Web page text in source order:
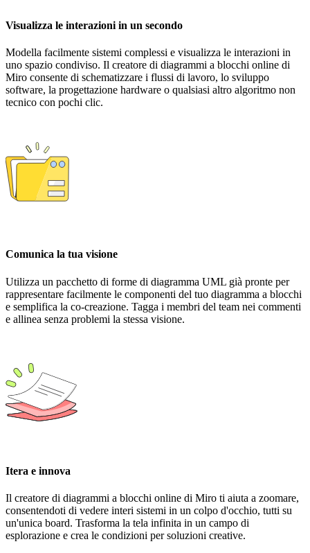
Visualizza le interazioni in un secondo
Modella facilmente sistemi complessi e visualizza le interazioni in
uno spazio condiviso. Il creatore di diagrammi a blocchi online di
Miro consente di schematizzare i flussi di lavoro, lo sviluppo
software, la progettazione hardware o qualsiasi altro algoritmo non
tecnico con pochi clic.
Comunica la tua visione
Utilizza un pacchetto di forme di diagramma UML già pronte per
rappresentare facilmente le componenti del tuo diagramma a blocchi
e semplifica la co-creazione. Tagga i membri del team nei commenti
e allinea senza problemi la stessa visione.
Itera e innova
Il creatore di diagrammi a blocchi online di Miro ti aiuta a zoomare,
consentendoti di vedere interi sistemi in un colpo d'occhio, tutti su
un'unica board. Trasforma la tela infinita in un campo di
esplorazione e crea le condizioni per soluzioni creative.